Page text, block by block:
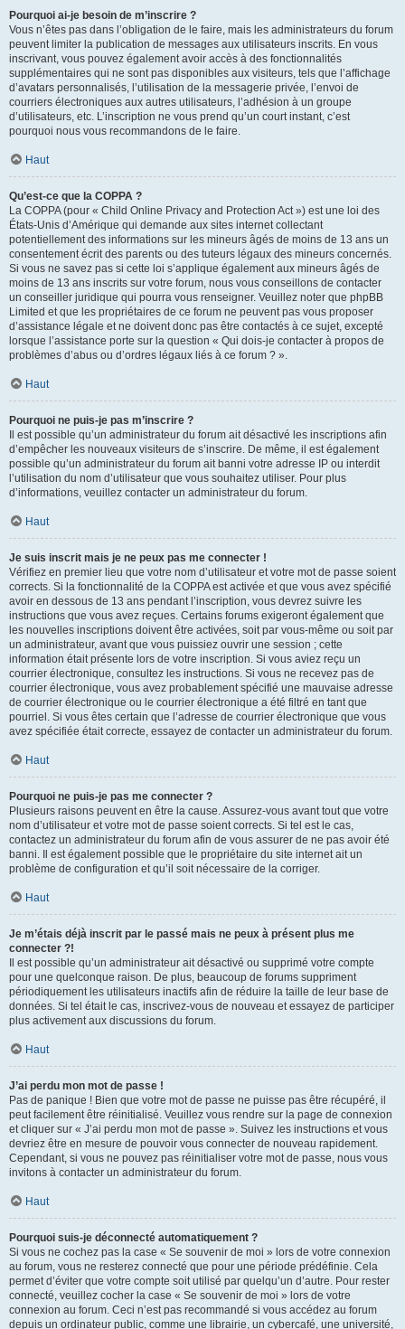
Pourquoi ai-je besoin de m’inscrire ?
Vous n’êtes pas dans l’obligation de le faire, mais les administrateurs du forum
peuvent limiter la publication de messages aux utilisateurs inscrits. En vous
inscrivant, vous pouvez également avoir accès à des fonctionnalités
supplémentaires qui ne sont pas disponibles aux visiteurs, tels que l’affichage
d’avatars personnalisés, l’utilisation de la messagerie privée, l’envoi de
courriers électroniques aux autres utilisateurs, l’adhésion à un groupe
d’utilisateurs, etc. L’inscription ne vous prend qu’un court instant, c’est
pourquoi nous vous recommandons de le faire.
Haut
Qu’est-ce que la COPPA ?
La COPPA (pour « Child Online Privacy and Protection Act ») est une loi des
États-Unis d’Amérique qui demande aux sites internet collectant
potentiellement des informations sur les mineurs âgés de moins de 13 ans un
consentement écrit des parents ou des tuteurs légaux des mineurs concernés.
Si vous ne savez pas si cette loi s’applique également aux mineurs âgés de
moins de 13 ans inscrits sur votre forum, nous vous conseillons de contacter
un conseiller juridique qui pourra vous renseigner. Veuillez noter que phpBB
Limited et que les propriétaires de ce forum ne peuvent pas vous proposer
d’assistance légale et ne doivent donc pas être contactés à ce sujet, excepté
lorsque l’assistance porte sur la question « Qui dois-je contacter à propos de
problèmes d’abus ou d’ordres légaux liés à ce forum ? ».
Haut
Pourquoi ne puis-je pas m’inscrire ?
Il est possible qu’un administrateur du forum ait désactivé les inscriptions afin
d’empêcher les nouveaux visiteurs de s’inscrire. De même, il est également
possible qu’un administrateur du forum ait banni votre adresse IP ou interdit
l’utilisation du nom d’utilisateur que vous souhaitez utiliser. Pour plus
d’informations, veuillez contacter un administrateur du forum.
Haut
Je suis inscrit mais je ne peux pas me connecter !
Vérifiez en premier lieu que votre nom d’utilisateur et votre mot de passe soient
corrects. Si la fonctionnalité de la COPPA est activée et que vous avez spécifié
avoir en dessous de 13 ans pendant l’inscription, vous devrez suivre les
instructions que vous avez reçues. Certains forums exigeront également que
les nouvelles inscriptions doivent être activées, soit par vous-même ou soit par
un administrateur, avant que vous puissiez ouvrir une session ; cette
information était présente lors de votre inscription. Si vous aviez reçu un
courrier électronique, consultez les instructions. Si vous ne recevez pas de
courrier électronique, vous avez probablement spécifié une mauvaise adresse
de courrier électronique ou le courrier électronique a été filtré en tant que
pourriel. Si vous êtes certain que l’adresse de courrier électronique que vous
avez spécifiée était correcte, essayez de contacter un administrateur du forum.
Haut
Pourquoi ne puis-je pas me connecter ?
Plusieurs raisons peuvent en être la cause. Assurez-vous avant tout que votre
nom d’utilisateur et votre mot de passe soient corrects. Si tel est le cas,
contactez un administrateur du forum afin de vous assurer de ne pas avoir été
banni. Il est également possible que le propriétaire du site internet ait un
problème de configuration et qu’il soit nécessaire de la corriger.
Haut
Je m’étais déjà inscrit par le passé mais ne peux à présent plus me
connecter ?!
Il est possible qu’un administrateur ait désactivé ou supprimé votre compte
pour une quelconque raison. De plus, beaucoup de forums suppriment
périodiquement les utilisateurs inactifs afin de réduire la taille de leur base de
données. Si tel était le cas, inscrivez-vous de nouveau et essayez de participer
plus activement aux discussions du forum.
Haut
J’ai perdu mon mot de passe !
Pas de panique ! Bien que votre mot de passe ne puisse pas être récupéré, il
peut facilement être réinitialisé. Veuillez vous rendre sur la page de connexion
et cliquer sur « J’ai perdu mon mot de passe ». Suivez les instructions et vous
devriez être en mesure de pouvoir vous connecter de nouveau rapidement.
Cependant, si vous ne pouvez pas réinitialiser votre mot de passe, nous vous
invitons à contacter un administrateur du forum.
Haut
Pourquoi suis-je déconnecté automatiquement ?
Si vous ne cochez pas la case « Se souvenir de moi » lors de votre connexion
au forum, vous ne resterez connecté que pour une période prédéfinie. Cela
permet d’éviter que votre compte soit utilisé par quelqu’un d’autre. Pour rester
connecté, veuillez cocher la case « Se souvenir de moi » lors de votre
connexion au forum. Ceci n’est pas recommandé si vous accédez au forum
depuis un ordinateur public, comme une librairie, un cybercafé, une université,